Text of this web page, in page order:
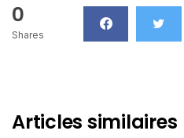
0
Shares
Articles similaires